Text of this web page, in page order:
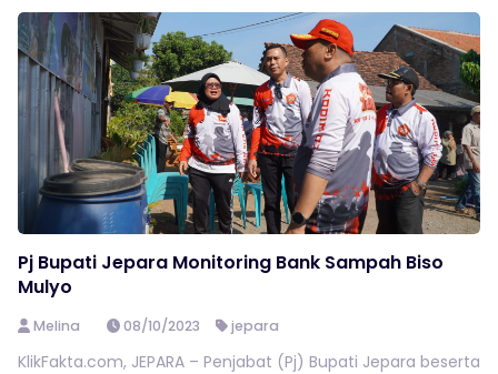
Pj Bupati Jepara Monitoring Bank Sampah Biso
Mulyo
Melina 08/10/2023 jepara
KlikFakta.com, JEPARA – Penjabat (Pj) Bupati Jepara beserta